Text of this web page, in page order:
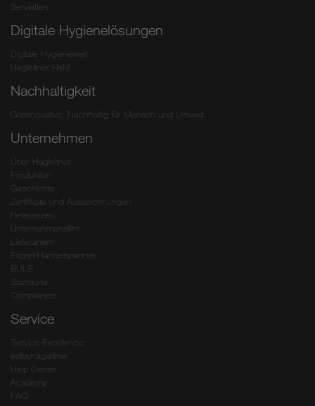
Servietten
Digitale Hygienelösungen
Digitale Hygienewelt
Hagleitner HsM
Nachhaltigkeit
Greenovative: Nachhaltig für Mensch und Umwelt.
Unternehmen
Über Hagleitner
Produktion
Geschichte
Zertifikate und Auszeichnungen
Referenzen
Unternehmensfilm
Lieferanten
Export/Handelspartner
BULS
Standorte
Compliance
Service
Service Excellence
edibyhagleitner
Help Center
Academy
FAQ